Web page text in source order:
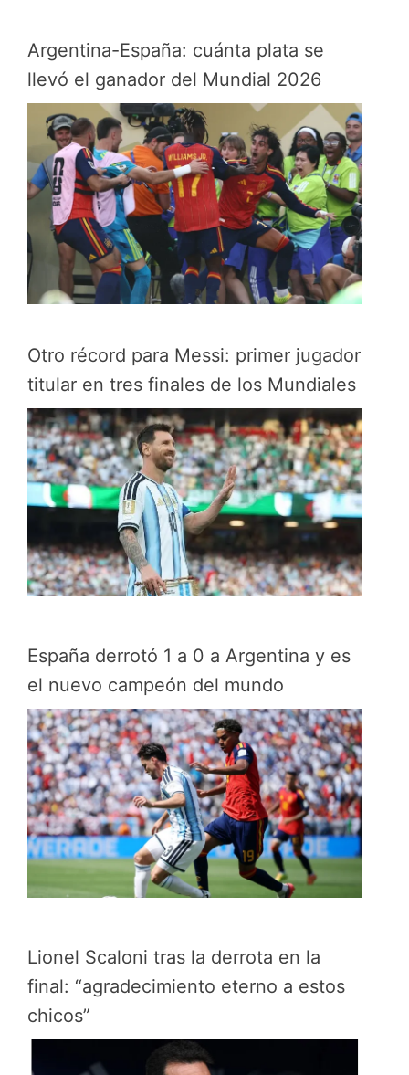
Argentina-España: cuánta plata se
llevó el ganador del Mundial 2026
Otro récord para Messi: primer jugador
titular en tres finales de los Mundiales
España derrotó 1 a 0 a Argentina y es
el nuevo campeón del mundo
Lionel Scaloni tras la derrota en la
final: “agradecimiento eterno a estos
chicos”